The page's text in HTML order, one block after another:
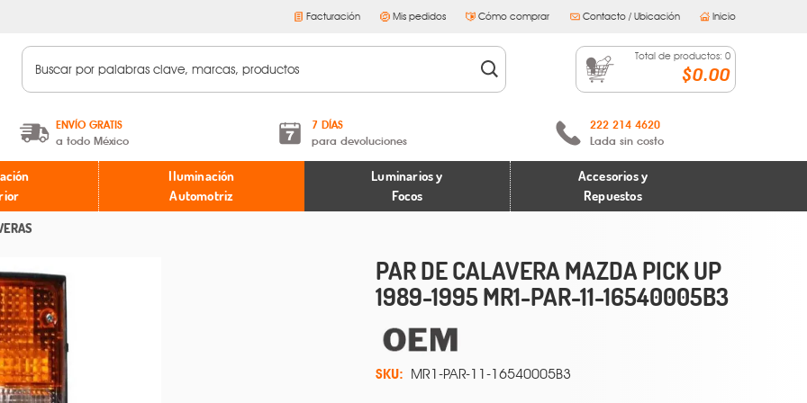
Facturación Mis pedidos Cómo comprar Contacto / Ubicación Inicio
Total de productos: 0
$0.00
ENVÍO GRATIS
a todo México
A partir de $599 MXN.
* Aplican restricciones
7 DÍAS
para devoluciones
Términos y condiciones
Políticas de devoluciones
222 214 4620
Lada sin costo
Iluminación
Automotriz
Luminarios y
Focos
Accesorios y
Repuestos
PAR DE CALAVERA MAZDA PICK UP
1989-1995 MR1-PAR-11-16540005B3
SKU: MR1-PAR-11-16540005B3